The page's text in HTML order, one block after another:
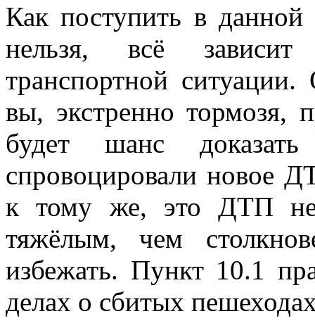
Как поступить в данной
нельзя, всё
транспортной
вы, экстренно тормозя,
будет шанс
спровоцировали новое
к тому же, это ДТП
тяжёлым, чем
избежать. Пункт 10.1
делах о сбитых